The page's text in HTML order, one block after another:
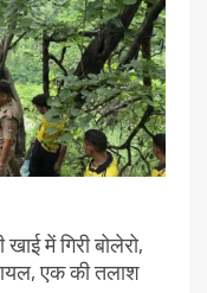
में गिरी बोलेरो,
एक की तलाश